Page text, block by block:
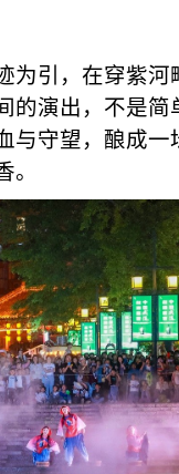
为引，在穿紫
的演出，不是
与守望，酿成